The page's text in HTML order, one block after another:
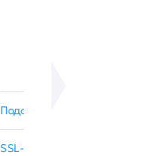
Подобрать SSL-сертификат
SSL-сертификаты GlobalSign